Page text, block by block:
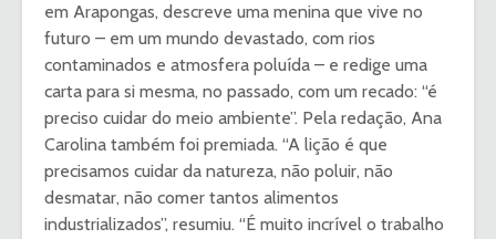
em Arapongas, descreve uma menina que vive no
futuro – em um mundo devastado, com rios
contaminados e atmosfera poluída – e redige uma
carta para si mesma, no passado, com um recado: “é
preciso cuidar do meio ambiente”. Pela redação, Ana
Carolina também foi premiada. “A lição é que
precisamos cuidar da natureza, não poluir, não
desmatar, não comer tantos alimentos
industrializados”, resumiu. “É muito incrível o trabalho